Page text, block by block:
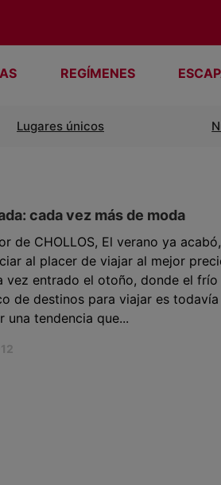
REGÍMENES
Lugares únicos
cada vez más de moda
de CHOLLOS, El verano ya
al placer de viajar al mejor
vez entrado el otoño, donde el frío
de destinos para viajar es
una tendencia que...